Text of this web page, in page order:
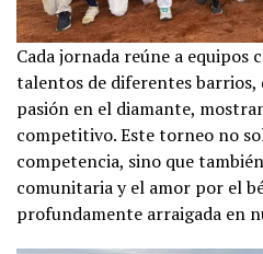
Cada jornada reúne a equipos
talentos de diferentes barrios,
pasión en el diamante,
competitivo. Este torneo no
competencia, sino que
comunitaria y el amor por el
profundamente arraigada en